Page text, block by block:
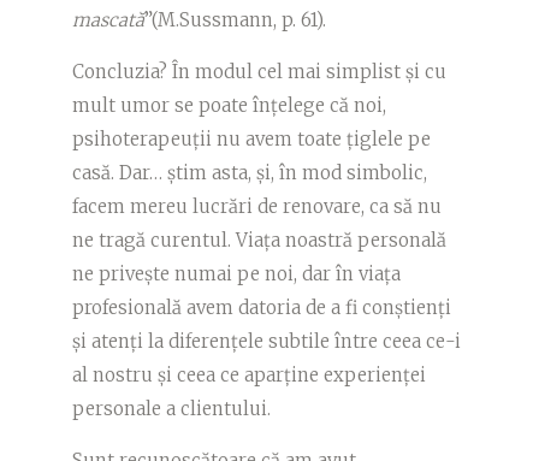
mascată”(M.Sussmann, p. 61).
Concluzia? În modul cel mai simplist și cu
mult umor se poate înțelege că noi,
psihoterapeuții nu avem toate țiglele pe
casă. Dar… știm asta, și, în mod simbolic,
facem mereu lucrări de renovare, ca să nu
ne tragă curentul. Viața noastră personală
ne privește numai pe noi, dar în viața
profesională avem datoria de a fi conștienți
și atenți la diferențele subtile între ceea ce-i
al nostru și ceea ce aparține experienței
personale a clientului.